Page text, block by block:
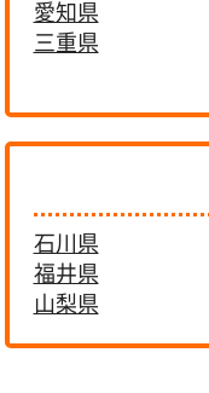
愛知県
三重県
石川県
福井県
山梨県